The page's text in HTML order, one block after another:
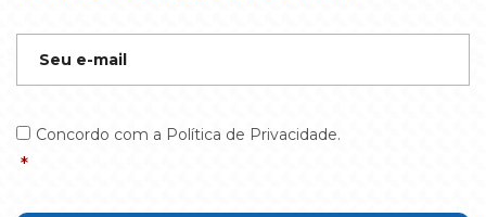
mail *
* Concordo com a Política de Privacidade.
*